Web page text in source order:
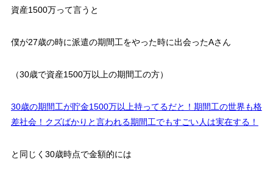
資産1500万って言うと
僕が27歳の時に派遣の期間工をやった時に出会ったAさん
（30歳で資産1500万以上の期間工の方）
30歳の期間工が貯金1500万以上持ってるだと！期間工の世界も格
差社会！クズばかりと言われる期間工でもすごい人は実在する！
と同じく30歳時点で金額的には